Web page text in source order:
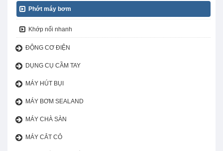
Phớt máy bơm
Khớp nối nhanh
ĐỘNG CƠ ĐIỆN
DỤNG CỤ CẦM TAY
MÁY HÚT BỤI
MÁY BƠM SEALAND
MÁY CHÀ SÀN
MÁY CẮT CỎ